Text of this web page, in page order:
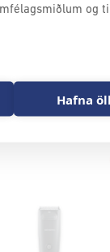
og
Hafna